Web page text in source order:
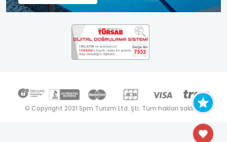
© Copyright 2021 Spm Turizm Ltd. Şti. Tüm hakları saklıdır.